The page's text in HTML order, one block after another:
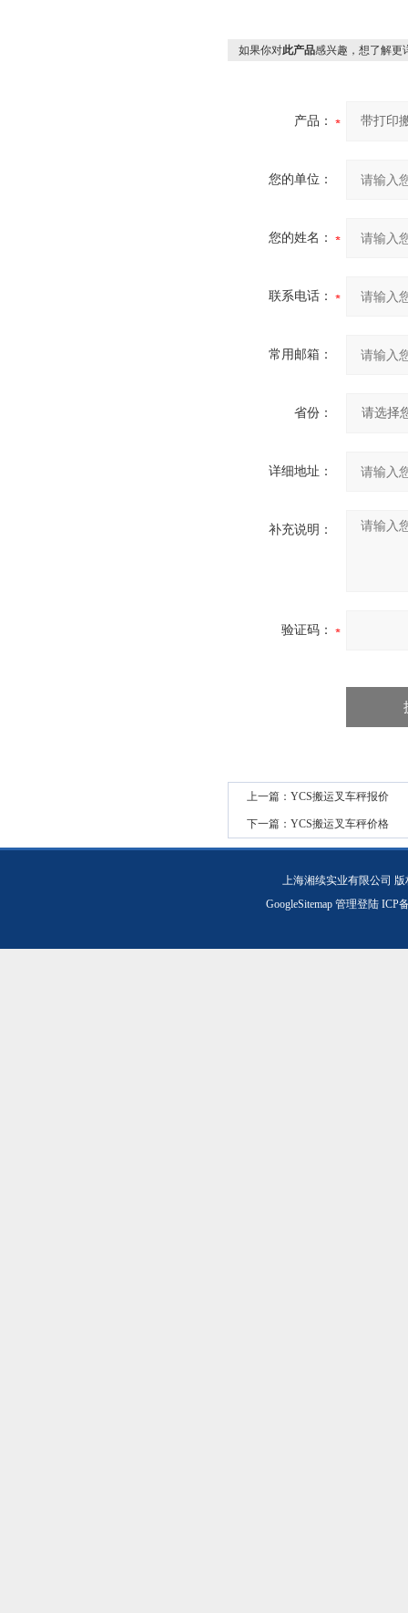
如果你对此产品感兴趣，想了解更
产品：
您的单位：
您的姓名：
联系电话：
常用邮箱：
省份：
详细地址：
补充说明：
验证码：
上一篇： YCS搬运叉车秤报价
下一篇： YCS搬运叉车秤价格
上海湘续实业有限公司
GoogleSitemap 管理登陆ICP